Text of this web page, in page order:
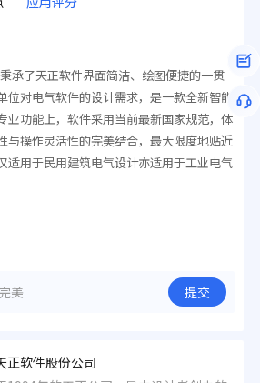
承了天正软件界面简洁、绘图便捷的一贯
位对电气软件的设计需求，是一款全新智能
业功能上，软件采用当前最新国家规范，体
与操作灵活性的完美结合，最大限度地贴近
适用于民用建筑电气设计亦适用于工业电气
完美 提交
正软件股份公司